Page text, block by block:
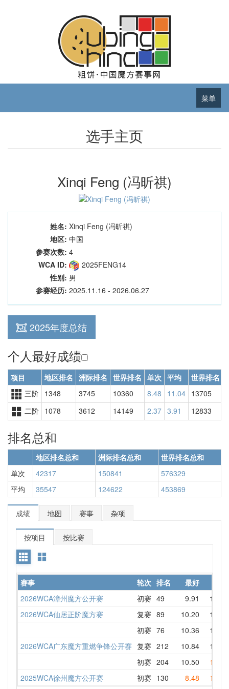
菜单
选手主页
Xinqi Feng (冯昕祺)
姓名: Xinqi Feng (冯昕祺)
地区: 中国
参赛次数: 4
WCA ID:
2025FENG14
性别: 男
参赛经历: 2025.11.16 - 2026.06.27
2025年度总结
个人最好成绩
项目 地区排名 洲际排名 世界排名 单次 平均 世界排名
三阶 1348 3745 10360 8.48 11.04 13705
二阶 1078 3612 14149 2.37 3.91 12833
排名总和
地区排名总和 洲际排名总和
世界排名总和
单次
42317 150841
576329
平均
35547 124622 453869
成绩 地图 赛事 杂项
按项目 按比赛
赛事 轮次 排名 最好
2026WCA漳州魔方公开赛
初赛 49 9.91
12.48
2026WCA仙居正阶魔方赛
复赛 89 10.20
13.76
初赛 76 10.36
11.93
2026WCA广东魔方重燃争锋公开赛 复赛 212 10.84
11.58
初赛 204 10.50
11.04
2025WCA徐州魔方公开赛
初赛 130 8.48 14.65